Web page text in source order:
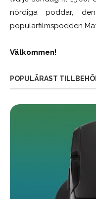
nördiga poddar,
populärfilmspodden
Välkommen!
POPULÄRAST